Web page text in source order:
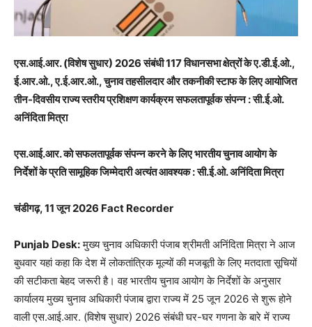
एस.आई.आर. (विशेष सुधार) 2026 संबंधी 117 विधानसभा क्षेत्रों के ए.डी.ई.ओ.,
ई.आर.ओ., ए.ई.आर.ओ., चुनाव तहसीलदार और तकनीकी स्टाफ के लिए आयोजित
तीन-दिवसीय राज्य स्तरीय प्रशिक्षण कार्यक्रम सफलतापूर्वक संपन्न : सी.ई.ओ.
अनिंदिता मित्रा
एस.आई.आर. को सफलतापूर्वक संपन्न करने के लिए भारतीय चुनाव आयोग के
निर्देशों के प्रति सामूहिक जिम्मेदारी अत्यंत आवश्यक : सी.ई.ओ. अनिंदिता मित्रा
चंडीगढ़, 11 जून 2026 Fact Recorder
Punjab Desk:मुख्य चुनाव अधिकारी पंजाब श्रीमती अनिंदिता मित्रा ने आज
बुधवार यहां कहा कि देश में लोकतांत्रिक मूल्यों की मजबूती के लिए मतदाता सूचियों
की सटीकता बेहद जरूरी है। वह भारतीय चुनाव आयोग के निर्देशों के अनुसार
कार्यालय मुख्य चुनाव अधिकारी पंजाब द्वारा राज्य में 25 जून 2026 से शुरू होने
वाली एस.आई.आर. (विशेष सुधार) 2026 संबंधी घर-घर गणना के बारे में राज्य